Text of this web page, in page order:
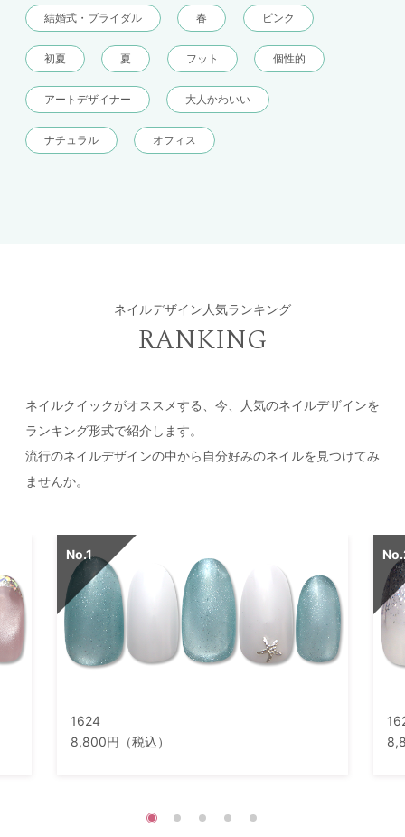
結婚式・ブライダル 春 ピンク
初夏 夏 フット 個性的
アートデザイナー 大人かわいい
ナチュラル オフィス
ネイルデザイン人気ランキング
RANKING
ネイルクイックがオススメする、今、人気のネイルデザインを
ランキング形式で紹介します。
流行のネイルデザインの中から自分好みのネイルを見つけてみ
ませんか。
1624
8,800円（税込）